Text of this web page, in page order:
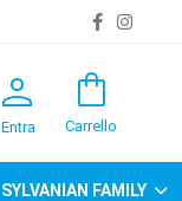
person
Entra
shopping_bag
Carrello
SYLVANIAN FAMILY